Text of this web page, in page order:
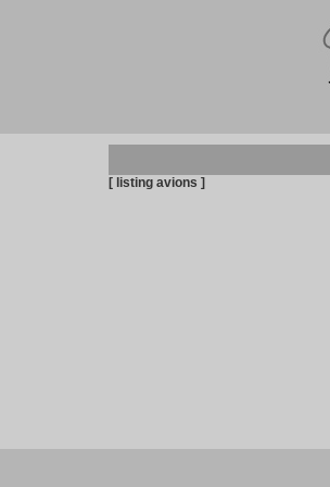
[ listing avions ]